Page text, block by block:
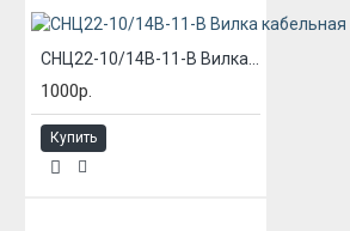
1000р.
Купить